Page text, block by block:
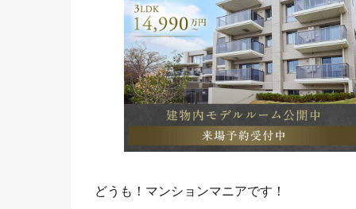
どうも！マンションマニアです！